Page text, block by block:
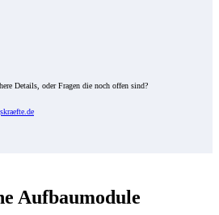
Details, oder Fragen die noch offen sind?
Aufbaumodule